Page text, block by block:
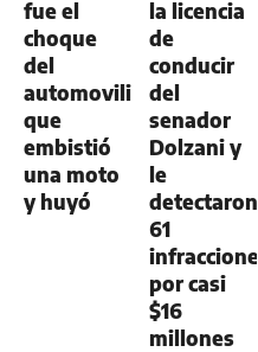
fue el
choque
del
automovilista
que
embistió
una moto
y huyó
la licencia
de
conducir
del
senador
Dolzani y
le
detectaron
61
infracciones
por casi
$16
millones